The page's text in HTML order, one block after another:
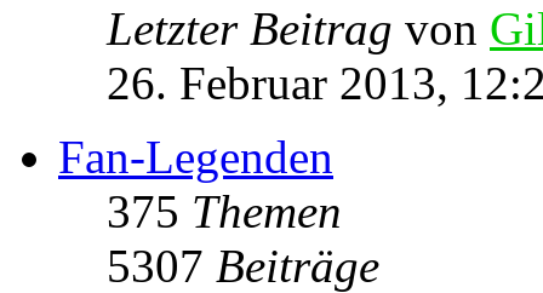
Letzter Beitrag von
26. Februar 2013,
Fan-Legenden
375 Themen
5307 Beiträge